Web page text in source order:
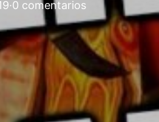
·0 comentarios